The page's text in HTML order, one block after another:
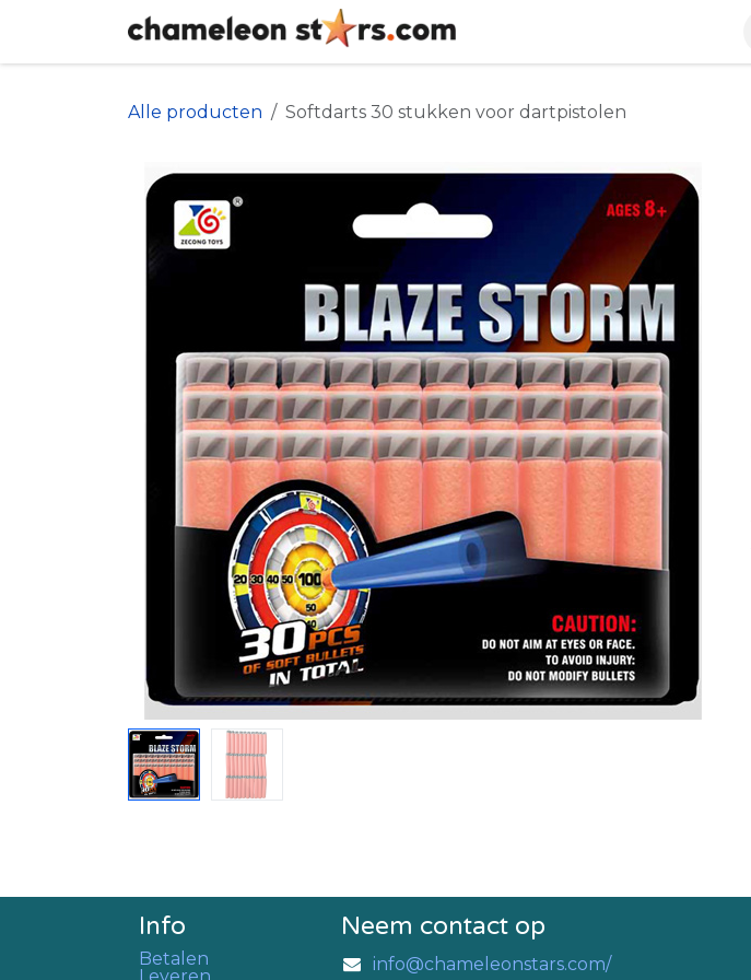
Overslaan naar inhoud
Alle producten Softdarts 30 stukken voor dartpistolen
Neem contact op
info@chameleonstars.com/
Info
Betalen